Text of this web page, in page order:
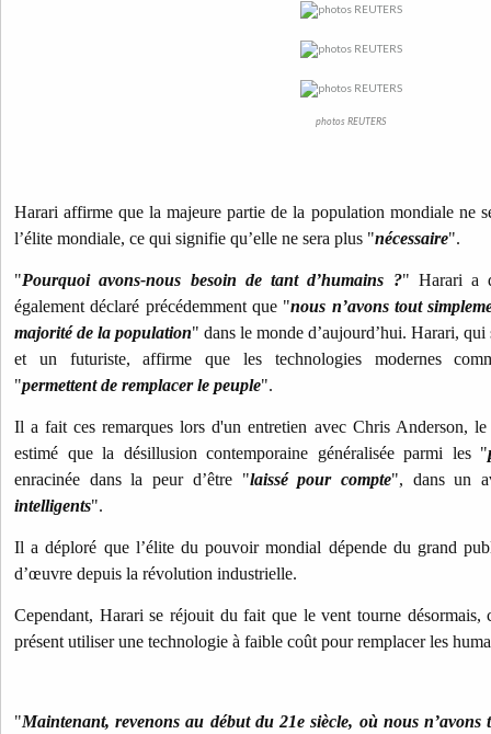
photos REUTERS
Harari affirme que la majeure partie de la population mondiale ne
l’élite mondiale, ce qui signifie qu’elle ne sera plus "nécessaire".
"Pourquoi avons-nous besoin de tant d’humains ?" Harari a
également déclaré précédemment que "nous n’avons tout
majorité de la population" dans le monde d’aujourd’hui. Harari, qui
et un futuriste, affirme que les technologies modernes
"permettent de remplacer le peuple".
Il a fait ces remarques lors d'un entretien avec Chris Anderson,
estimé que la désillusion contemporaine généralisée parmi les "
enracinée dans la peur d’être "laissé pour compte", dans un
intelligents".
Il a déploré que l’élite du pouvoir mondial dépende du grand
d’œuvre depuis la révolution industrielle.
Cependant, Harari se réjouit du fait que le vent tourne désormais,
présent utiliser une technologie à faible coût pour remplacer les
"Maintenant, revenons au début du 21e siècle, où nous n’avons